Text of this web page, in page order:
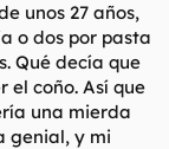
unos 27 años,
o dos por pasta
Qué decía que
el coño. Así que
una mierda
genial, y mi